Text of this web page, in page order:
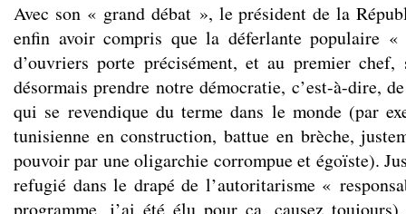
Avec son « grand débat », le président de la
enfin avoir compris que la déferlante populaire
d’ouvriers porte précisément, et au premier
désormais prendre notre démocratie, c’est-à-dire,
qui se revendique du terme dans le monde (par
tunisienne en construction, battue en brèche,
pouvoir par une oligarchie corrompue et égoïste).
refugié dans le drapé de l’autoritarisme «
programme, j’ai été élu pour ça, causez